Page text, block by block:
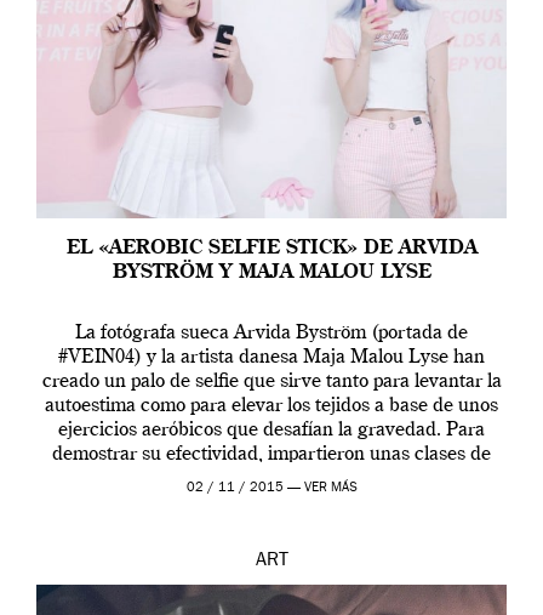
EL «AEROBIC SELFIE STICK» DE ARVIDA
BYSTRÖM Y MAJA MALOU LYSE
La fotógrafa sueca Arvida Byström (portada de
#VEIN04) y la artista danesa Maja Malou Lyse han
creado un palo de selfie que sirve tanto para levantar la
autoestima como para elevar los tejidos a base de unos
ejercicios aeróbicos que desafían la gravedad. Para
demostrar su efectividad, impartieron unas clases de
prueba en el Tate […]
02 / 11 / 2015 — VER MÁS
ART